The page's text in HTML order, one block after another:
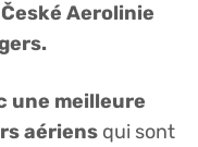
Aerolinie
une meilleure
aériens qui sont